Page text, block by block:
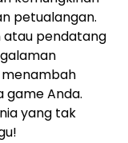
petualangan.
atau pendatang
menambah
game Anda.
yang tak